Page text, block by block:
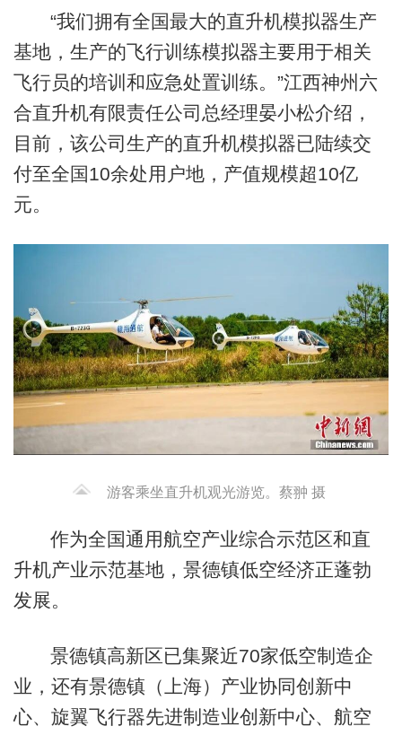
“我们拥有全国最大的直升机模拟器生产
基地，生产的飞行训练模拟器主要用于相关
飞行员的培训和应急处置训练。”江西神州六
合直升机有限责任公司总经理晏小松介绍，
目前，该公司生产的直升机模拟器已陆续交
付至全国10余处用户地，产值规模超10亿
元。
游客乘坐直升机观光游览。蔡翀 摄
作为全国通用航空产业综合示范区和直
升机产业示范基地，景德镇低空经济正蓬勃
发展。
景德镇高新区已集聚近70家低空制造企
业，还有景德镇（上海）产业协同创新中
心、旋翼飞行器先进制造业创新中心、航空